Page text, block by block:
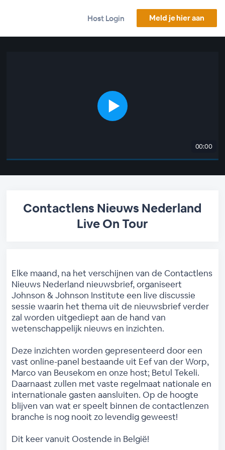
Host Login Meld je hier aan
00:00
Contactlens Nieuws Nederland
Live On Tour
Elke maand, na het verschijnen van de Contactlens
Nieuws Nederland nieuwsbrief, organiseert
Johnson & Johnson Institute een live discussie
sessie waarin het thema uit de nieuwsbrief verder
zal worden uitgediept aan de hand van
wetenschappelijk nieuws en inzichten.
Deze inzichten worden gepresenteerd door een
vast online-panel bestaande uit Eef van der Worp,
Marco van Beusekom en onze host; Betul Tekeli.
Daarnaast zullen met vaste regelmaat nationale en
internationale gasten aansluiten. Op de hoogte
blijven van wat er speelt binnen de contactlenzen
branche is nog nooit zo levendig geweest!
Dit keer vanuit Oostende in België!